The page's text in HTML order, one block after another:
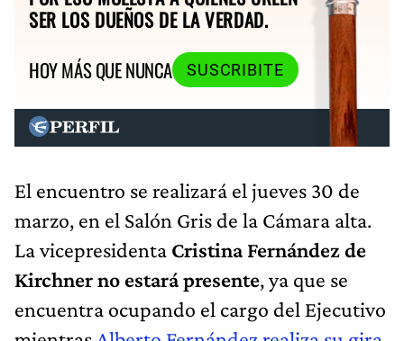
SER LOS DUEÑOS DE LA VERDAD.
HOY MÁS QUE NUNCA
SUSCRIBITE
El encuentro se realizará el jueves 30 de
marzo, en el Salón Gris de la Cámara alta.
La vicepresidenta Cristina Fernández de
Kirchner no estará presente, ya que se
encuentra ocupando el cargo del Ejecutivo